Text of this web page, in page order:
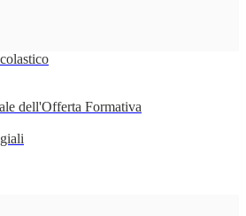
dell'Offerta Formativa